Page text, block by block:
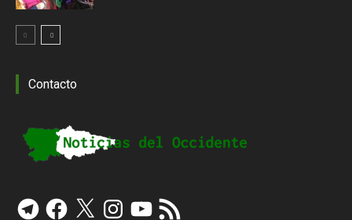
Contacto
TelegramFacebook
X InstagramYouTube
Feed
RSS